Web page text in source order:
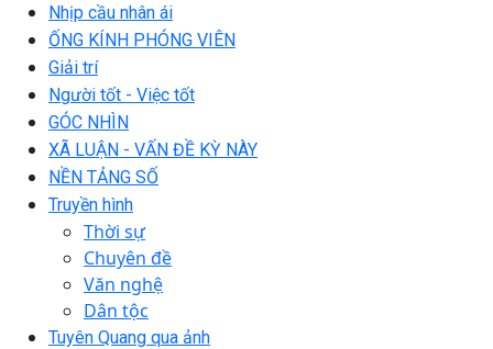
Nhịp cầu nhân ái
ỐNG KÍNH PHÓNG VIÊN
Giải trí
Người tốt - Việc tốt
GÓC NHÌN
XÃ LUẬN - VẤN ĐỀ KỲ NÀY
NỀN TẢNG SỐ
Truyền hình
Thời sự
Chuyên đề
Văn nghệ
Dân tộc
Tuyên Quang qua ảnh